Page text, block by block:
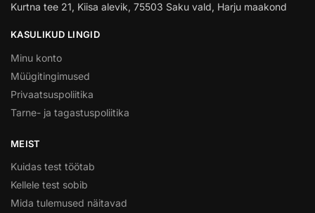
Kurtna tee 21, Kiisa alevik, 75503 Saku vald, Harju maakond
KASULIKUD LINGID
Minu konto
Müügitingimused
Privaatsuspoliitika
Tarne- ja tagastuspoliitika
MEIST
Kuidas test töötab
Kellele test sobib
Mida tulemused näitavad